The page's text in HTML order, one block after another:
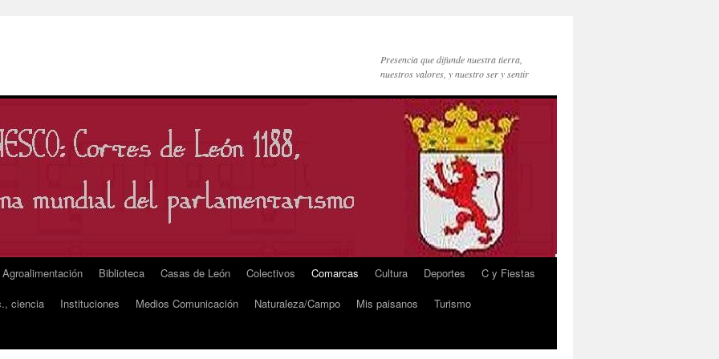
Presencia que difunde nuestra tierra,
nuestros valores, y nuestro ser y sentir
Agroalimentación Biblioteca Casas de León Colectivos Comarcas Cultura Deportes
C y Fiestas
ciencia Instituciones Medios Comunicación Naturaleza/Campo Mis paisanos
Turismo